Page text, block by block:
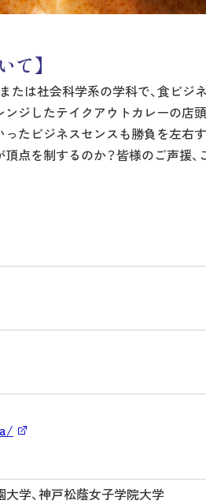
て】
たは社会科学系の学科で、食ビ
ジしたテイクアウトカレーの店
たビジネスセンスも勝負を左右
点を制するのか？皆様のご声援、
大学、神戸松蔭女子学院大学